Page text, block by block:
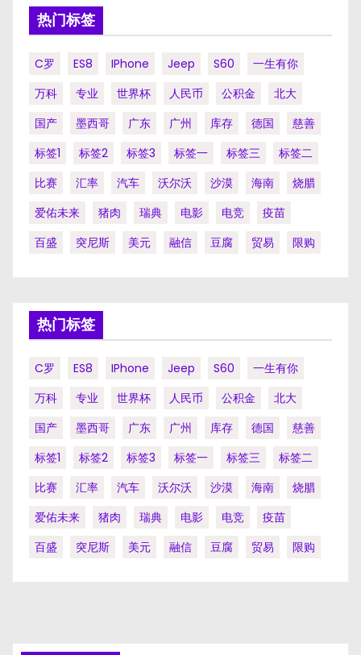
热门标签
C罗 ES8 IPhone Jeep S60
一生有你
万科
专业 世界杯 人民币 公积金
北大
国产
墨西哥 广东 广州 库存 德国
慈善
标签1
标签2 标签3 标签一 标签三
标签二
比赛
汇率 汽车 沃尔沃 沙漠 海南
烧腊
爱佑未来
猪肉 瑞典 电影 电竞
疫苗
百盛
突尼斯 美元 融信 豆腐 贸易 限购
热门标签
C罗 ES8 IPhone Jeep S60
一生有你
万科
专业 世界杯 人民币 公积金
北大
国产
墨西哥 广东 广州 库存 德国
慈善
标签1
标签2 标签3 标签一 标签三
标签二
比赛
汇率 汽车 沃尔沃 沙漠 海南
烧腊
爱佑未来
猪肉 瑞典 电影 电竞
疫苗
百盛
突尼斯 美元 融信 豆腐 贸易 限购